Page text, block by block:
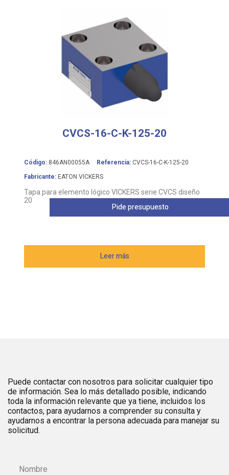
CVCS-16-C-K-125-20
Código: 846AN00055A Referencia: CVCS-16-C-K-125-20
Fabricante: EATON VICKERS
Tapa para elemento lógico VICKERS serie CVCS diseño
20
Leer más
Pide presupuesto
Puede contactar con nosotros para solicitar cualquier tipo
de información. Sea lo más detallado posible, indicando
toda la información relevante que ya tiene, incluidos los
contactos, para ayudarnos a comprender su consulta y
ayudarnos a encontrar la persona adecuada para manejar su
solicitud.